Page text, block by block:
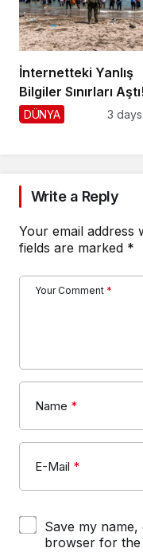
İnternetteki Yanlış
Bilgiler Sınırları Aştı!
DÜNYA 3
Write a Reply
Your email address
fields are marked *
Your Comment *
Name *
E-Mail *
Save my name,
browser for the